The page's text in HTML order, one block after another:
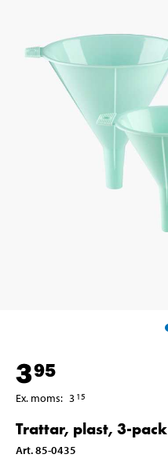
395
Ex. moms: 3 15
Trattar, plast, 3-pack
Art.85-0435